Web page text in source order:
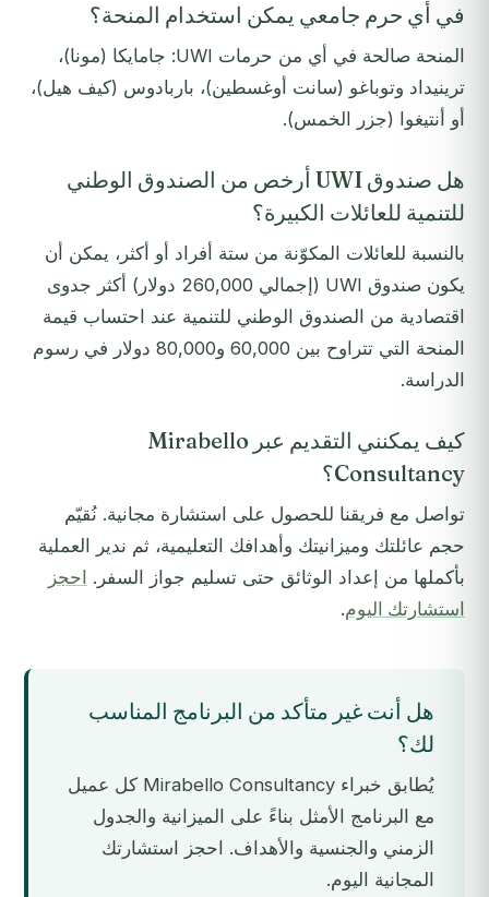
في أي حرم جامعي يمكن استخدام المنحة؟
المنحة صالحة في أي من حرمات UWI: جامايكا (مونا)،
ترينيداد وتوباغو (سانت أوغسطين)، باربادوس (كيف هيل)،
أو أنتيغوا (جزر الخمس).
هل صندوق UWI أرخص من الصندوق الوطني
للتنمية للعائلات الكبيرة؟
بالنسبة للعائلات المكوّنة من ستة أفراد أو أكثر، يمكن أن
يكون صندوق UWI (إجمالي 260,000 دولار) أكثر جدوى
اقتصادية من الصندوق الوطني للتنمية عند احتساب قيمة
المنحة التي تتراوح بين 60,000 و80,000 دولار في رسوم
الدراسة.
كيف يمكنني التقديم عبر Mirabello
Consultancy؟
تواصل مع فريقنا للحصول على استشارة مجانية. نُقيّم
حجم عائلتك وميزانيتك وأهدافك التعليمية، ثم ندير العملية
بأكملها من إعداد الوثائق حتى تسليم جواز السفر. احجز
استشارتك اليوم.
هل أنت غير متأكد من البرنامج المناسب
لك؟
يُطابق خبراء Mirabello Consultancy كل عميل
مع البرنامج الأمثل بناءً على الميزانية والجدول
الزمني والجنسية والأهداف. احجز استشارتك
المجانية اليوم.